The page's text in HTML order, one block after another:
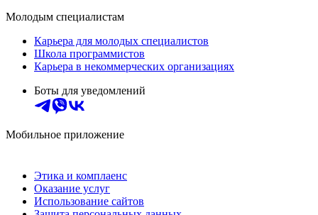
Молодым специалистам
Карьера для молодых специалистов
Школа программистов
Карьера в некоммерческих организациях
Боты для уведомлений
Мобильное приложение
Этика и комплаенс
Оказание услуг
Использование сайтов